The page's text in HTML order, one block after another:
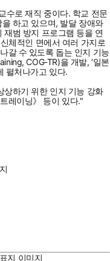
수로 재직 중이다. 학교 전문
하고 있으며, 발달 장애와
범 방지 프로그램 등을 연
체적인 면에서 여러 가지로
갈 수 있도록 돕는 인지 기능
COG-TR)을 개발, ‘일본
펼처나가고 있다.
상하기 위한 인지 기능 강화
레이닝》 등이 있다."